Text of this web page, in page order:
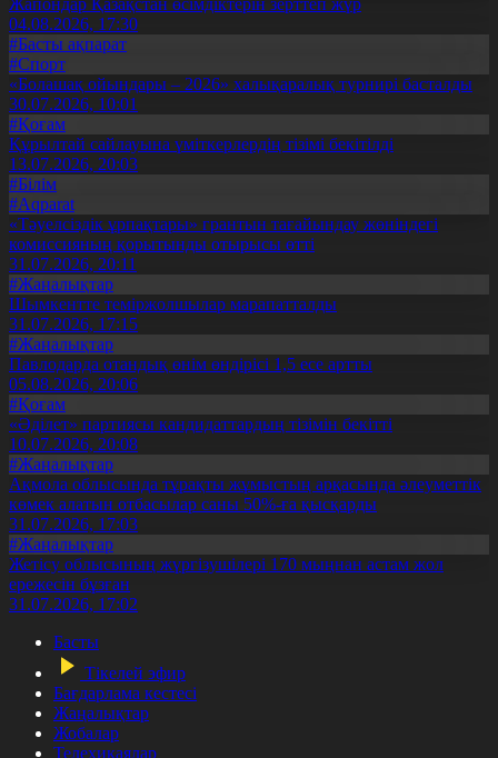
04.08.2026, 17:30
#Басты ақпарат
#Спорт
«Болашақ ойындары – 2026» халықаралық турнирі басталды
30.07.2026, 10:01
#Қоғам
Құрылтай сайлауына үміткерлердің тізімі бекітілді
13.07.2026, 20:03
#Білім
#Aqparat
«Тәуелсіздік ұрпақтары» грантын тағайындау жөніндегі
комиссияның қорытынды отырысы өтті
31.07.2026, 20:11
#Жаңалықтар
Шымкентте теміржолшылар марапатталды
31.07.2026, 17:15
#Жаңалықтар
Павлодарда отандық өнім өндірісі 1,5 есе артты
05.08.2026, 20:06
#Қоғам
«Әділет» партиясы кандидаттардың тізімін бекітті
10.07.2026, 20:08
#Жаңалықтар
Ақмола облысында тұрақты жұмыстың арқасында әлеуметтік
көмек алатын отбасылар саны 50%-ға қысқарды
31.07.2026, 17:03
#Жаңалықтар
Жетісу облысының жүргізушілері 170 мыңнан астам жол
ережесін бұзған
31.07.2026, 17:02
Басты
Тікелей эфир
Бағдарлама кестесі
Жаңалықтар
Жобалар
Телехикаялар